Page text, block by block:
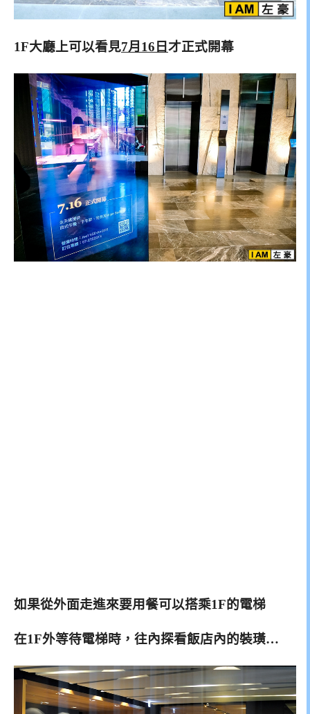
1F大廳上可以看見7月16日 才正式開幕
如果從外面走進來要用餐可以搭乘1F的電梯
在1F外等待電梯時，往內探看飯店內的裝璜…